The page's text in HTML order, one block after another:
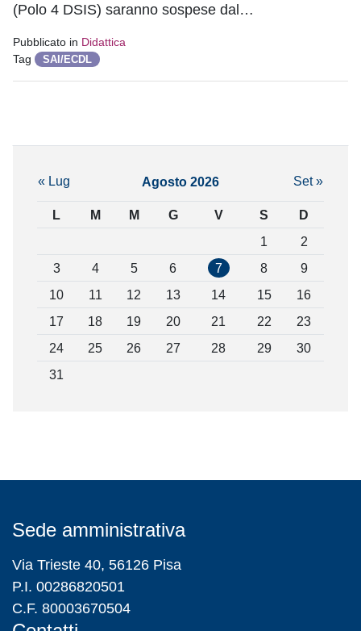
(Polo 4 DSIS) saranno sospese dal…
Pubblicato in Didattica
Tag
SAI/ECDL
Agosto 2026
L M M G V S D
« Lug Set »
1
2
3
4 5 6 7 8
9
10
11 12 13 14 15
16
17
18 19 20 21 22
23
24
25 26 27 28 29
30
31
Sede amministrativa
Via Trieste 40, 56126 Pisa
P.I. 00286820501
C.F. 80003670504